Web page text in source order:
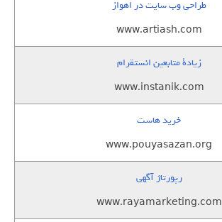
طراحی وب سایت در اهواز
www.artiash.com
زيادة متابعين انستقرام
www.instanik.com
خرید هاست
www.pouyasazan.org
رپورتاژ آگهی
www.rayamarketing.com